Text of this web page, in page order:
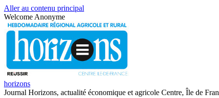
Aller au contenu principal
Welcome Anonyme
horizons
Journal Horizons, actualité économique et agricole Centre, Île de